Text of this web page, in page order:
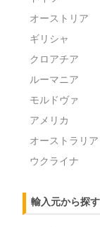
オーストリア
ギリシャ
クロアチア
ルーマニア
モルドヴァ
アメリカ
オーストラリア
ウクライナ
輸入元から探す